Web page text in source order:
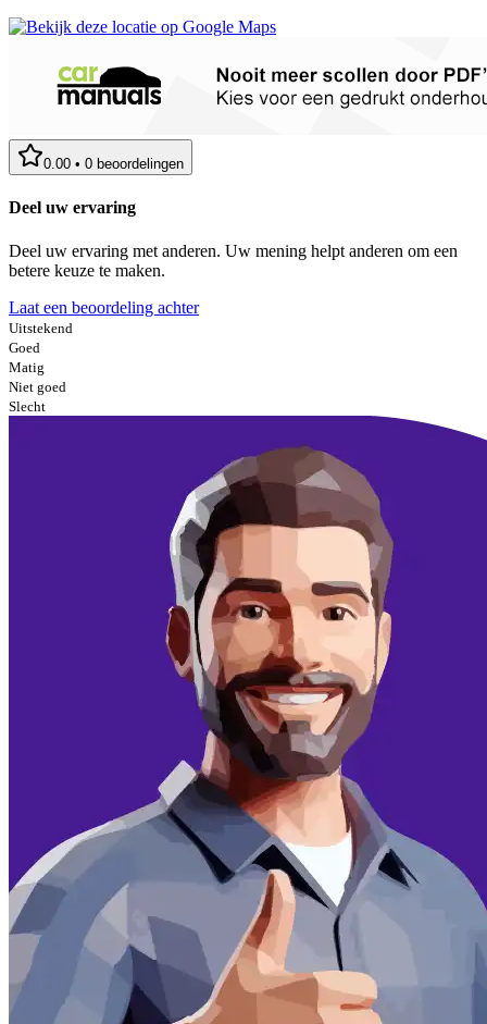
0.00 • 0 beoordelingen
Deel uw ervaring
Deel uw ervaring met anderen. Uw mening helpt anderen om een
betere keuze te maken.
Laat een beoordeling achter
Uitstekend
Goed
Matig
Niet goed
Slecht